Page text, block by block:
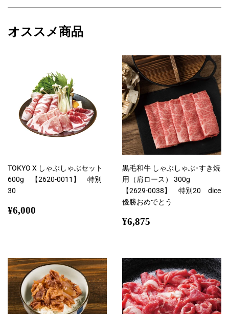
シ
ェ
る
投
ピ
る
オススメ商品
TOKYO X しゃぶしゃぶセット
600g 【2620-0011】 特別
30
通
¥6,000
黒毛和牛 しゃぶしゃぶ･すき焼
用（肩ロース） 300g
【2629-0038】 特別20 dice
優勝おめでとう
通
¥6,875